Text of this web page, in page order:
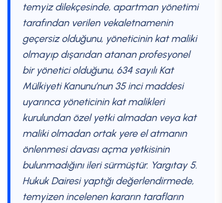
temyiz dilekçesinde, apartman yönetimi
tarafından verilen vekaletnamenin
geçersiz olduğunu, yöneticinin kat maliki
olmayıp dışarıdan atanan profesyonel
bir yönetici olduğunu, 634 sayılı Kat
Mülkiyeti Kanunu’nun 35 inci maddesi
uyarınca yöneticinin kat malikleri
kurulundan özel yetki almadan veya kat
maliki olmadan ortak yere el atmanın
önlenmesi davası açma yetkisinin
bulunmadığını ileri sürmüştür. Yargıtay 5.
Hukuk Dairesi yaptığı değerlendirmede,
temyizen incelenen kararın tarafların